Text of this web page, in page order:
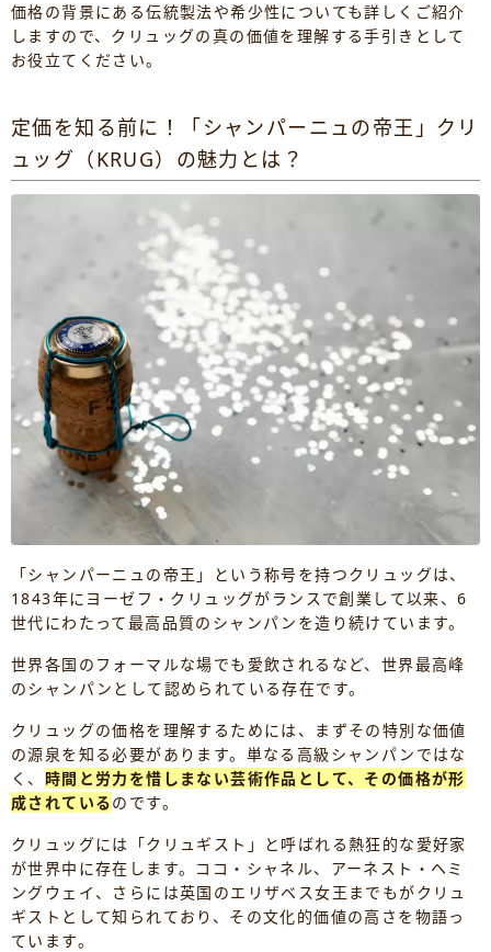
価格の背景にある伝統製法や希少性についても詳しくご紹介
しますので、クリュッグの真の価値を理解する手引きとして
お役立てください。
定価を知る前に！「シャンパーニュの帝王」クリ
ュッグ（KRUG）の魅力とは？
「シャンパーニュの帝王」という称号を持つクリュッグは、
1843年にヨーゼフ・クリュッグがランスで創業して以来、6
世代にわたって最高品質のシャンパンを造り続けています。
世界各国のフォーマルな場でも愛飲されるなど、世界最高峰
のシャンパンとして認められている存在です。
クリュッグの価格を理解するためには、まずその特別な価値
の源泉を知る必要があります。単なる高級シャンパンではな
く、 時間と労力を惜しまない芸術作品として、その価格が形
成されているのです。
クリュッグには「クリュギスト」と呼ばれる熱狂的な愛好家
が世界中に存在します。ココ・シャネル、アーネスト・ヘミ
ングウェイ、さらには英国のエリザベス女王までもがクリュ
ギストとして知られており、その文化的価値の高さを物語っ
ています。